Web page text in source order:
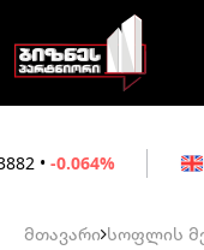
მთავარი სოფლის